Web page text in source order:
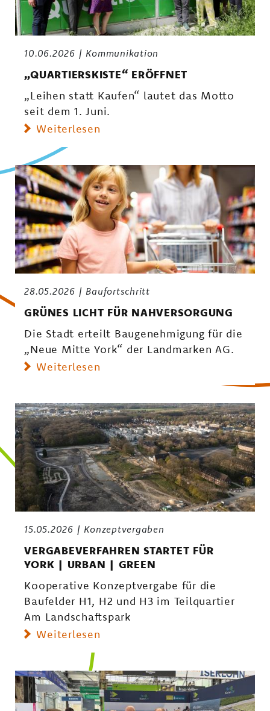
10.06.2026 Kommunikation
„QUARTIERSKISTE“ ERÖFFNET
„Leihen statt Kaufen“ lautet das Motto
seit dem 1. Juni.
Weiterlesen
28.05.2026 Baufortschritt
GRÜNES LICHT FÜR NAHVERSORGUNG
Die Stadt erteilt Baugenehmigung für die
„Neue Mitte York“ der Landmarken AG.
Weiterlesen
15.05.2026 Konzeptvergaben
VERGABEVERFAHREN STARTET FÜR
YORK | URBAN | GREEN
Kooperative Konzeptvergabe für die
Baufelder H1, H2 und H3 im Teilquartier
Am Landschaftspark
Weiterlesen